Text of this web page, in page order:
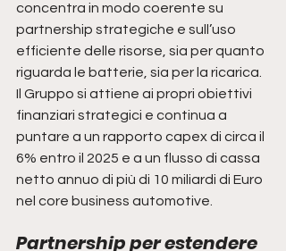
concentra in modo coerente su
partnership strategiche e sull’uso
efficiente delle risorse, sia per quanto
riguarda le batterie, sia per la ricarica.
Il Gruppo si attiene ai propri obiettivi
finanziari strategici e continua a
puntare a un rapporto capex di circa il
6% entro il 2025 e a un flusso di cassa
netto annuo di più di 10 miliardi di Euro
nel core business automotive.
Partnership per estendere